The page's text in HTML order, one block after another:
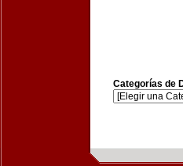
Categorías de